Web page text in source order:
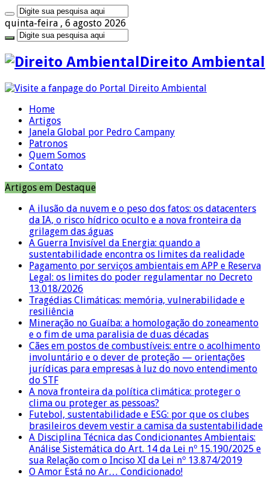
quinta-feira , 6 agosto 2026
Direito Ambiental
Home
Artigos
Janela Global por Pedro Campany
Patronos
Quem Somos
Contato
Artigos em Destaque
A ilusão da nuvem e o peso dos fatos: os datacenters
da IA, o risco hídrico oculto e a nova fronteira da
grilagem das águas
A Guerra Invisível da Energia: quando a
sustentabilidade encontra os limites da realidade
Pagamento por serviços ambientais em APP e Reserva
Legal: os limites do poder regulamentar no Decreto
13.018/2026
Tragédias Climáticas: memória, vulnerabilidade e
resiliência
Mineração no Guaíba: a homologação do zoneamento
e o fim de uma paralisia de duas décadas
Cães em postos de combustíveis: entre o acolhimento
involuntário e o dever de proteção — orientações
jurídicas para empresas à luz do novo entendimento
do STF
A nova fronteira da política climática: proteger o
clima ou proteger as pessoas?
Futebol, sustentabilidade e ESG: por que os clubes
brasileiros devem vestir a camisa da sustentabilidade
A Disciplina Técnica das Condicionantes Ambientais:
Análise Sistemática do Art. 14 da Lei nº 15.190/2025 e
sua Relação com o Inciso XI da Lei nº 13.874/2019
O Amor Está no Ar… Condicionado!